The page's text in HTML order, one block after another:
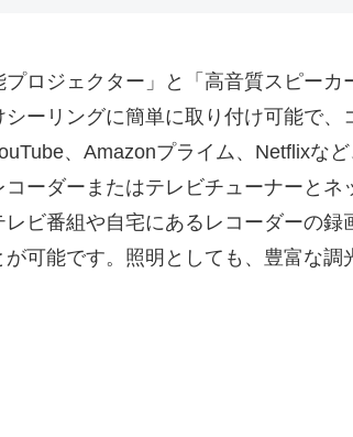
ロジェクター」と「高音質スピーカ
ーリングに簡単に取り付け可能で、
、Amazonプライム、Netflixな
ーダーまたはテレビチューナーとネ
ビ番組や自宅にあるレコーダーの録
可能です。照明としても、豊富な調